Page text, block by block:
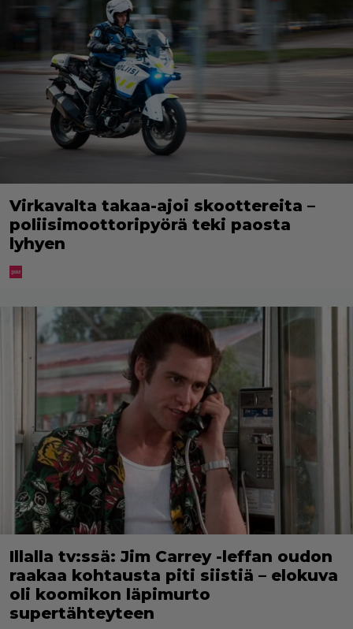
Virkavalta takaa-ajoi skoottereita –
poliisimoottoripyörä teki paosta
lyhyen
Illalla tv:ssä: Jim Carrey -leffan oudon
raakaa kohtausta piti siistiä – elokuva
oli koomikon läpimurto
supertähteyteen